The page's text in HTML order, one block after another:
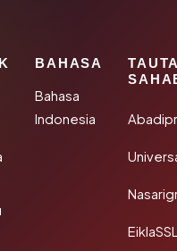
BAHASA
Bahasa
Indonesia